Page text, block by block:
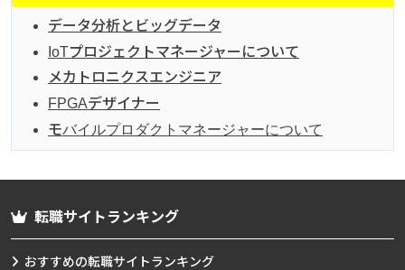
データ分析とビッグデータ
IoTプロジェクトマネージャーについて
メカトロニクスエンジニア
FPGAデザイナー
モバイルプロダクトマネージャーについて
転職サイトランキング
おすすめの転職サイトランキング